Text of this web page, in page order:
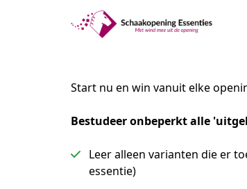
Start nu en win vanuit elke
Bestudeer onbeperkt alle
Leer alleen varianten die er
essentie)